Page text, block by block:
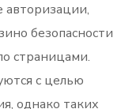
авторизации,
безопасности
страницами.
с целью
однако таких